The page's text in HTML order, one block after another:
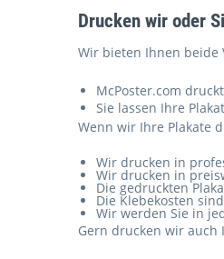
Drucken wir oder
Wir bieten Ihnen beide
McPoster.com
Sie lassen Ihre
Wenn wir Ihre Plakate
Wir drucken in
Wir drucken in
Die gedruckten
Die Klebekosten
Wir werden Sie in
Gern drucken wir auch